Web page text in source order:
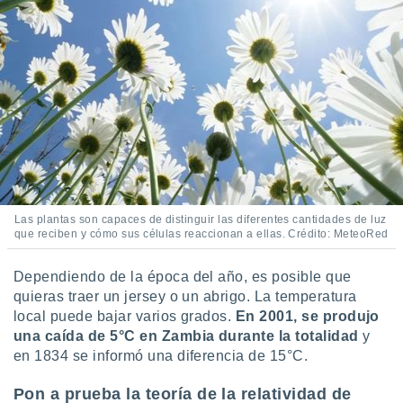
perfiles
utilizar
crear un
uso de
la
contenido
medir el
de la
el
del
de
o a través
de
de
uso de
Las plantas son capaces de distinguir las diferentes cantidades de luz
que reciben y cómo sus células reaccionan a ellas. Crédito: MeteoRed
Dependiendo de la época del año, es posible que
quieras traer un jersey o un abrigo. La temperatura
local puede bajar varios grados. En 2001, se produjo
una caída de 5°C en Zambia durante la totalidady
en 1834 se informó una diferencia de 15°C.
Pon a prueba la teoría de la relatividad de